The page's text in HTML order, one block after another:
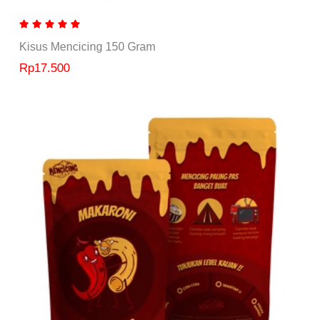
Kisus Mencicing 150 Gram
Rp17.500